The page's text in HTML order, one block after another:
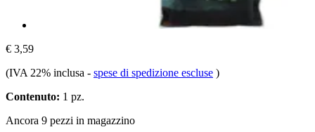
€ 3,59
(IVA 22% inclusa - spese di spedizione escluse )
Contenuto: 1 pz.
Ancora 9 pezzi in magazzino